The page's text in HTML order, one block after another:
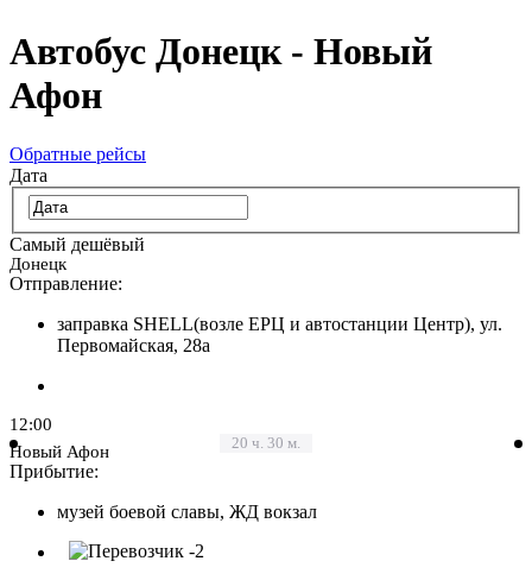
Автобус Донецк - Новый
Афон
Обратные рейсы
Дата
Самый дешёвый
Донецк
Отправление:
заправка SHELL(возле ЕРЦ и автостанции Центр), ул.
Первомайская, 28а
12:00
20 ч. 30 м.
Новый Афон
Прибытие:
музей боевой славы, ЖД вокзал